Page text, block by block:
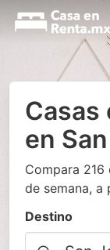
Casas
en
Compara 216
de semana, a
Destino